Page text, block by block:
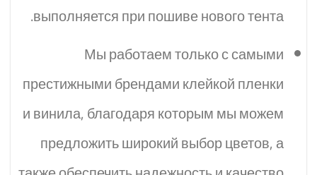
выполняется при пошиве нового тента.
Мы работаем только с самыми
престижными брендами клейкой пленки
и винила, благодаря которым мы можем
предложить широкий выбор цветов, а